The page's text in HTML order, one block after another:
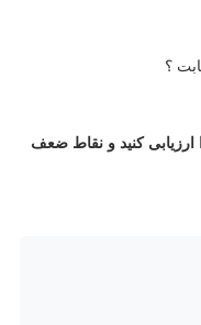
؟
ارزیابی کنید و نقاط ضعف